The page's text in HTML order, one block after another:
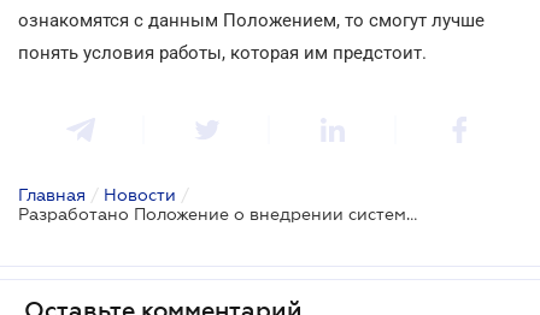
ознакомятся с данным Положением, то смогут лучше
понять условия работы, которая им предстоит.
Главная / Новости /
Разработано Положение о внедрении системы энергоменеджмента на муниципальном уровне